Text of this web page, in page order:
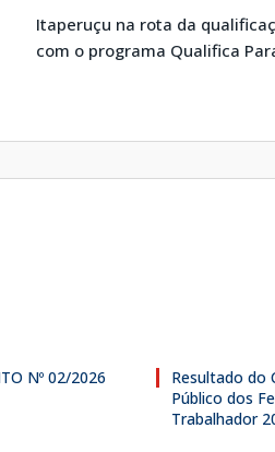
Itaperuçu na rota da
com o programa Qualifica
Nº 02/2026
Resultado do
Público dos
Trabalhador